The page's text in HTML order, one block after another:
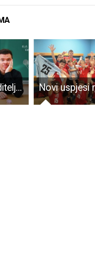
Tin Sedlar i Roditeljski sastanak u sklopu turneje staju u Gospiću